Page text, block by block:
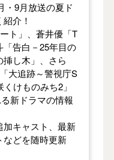
・9月放送の夏ド
介！
ト」、蒼井優「T
告白－25年目の
し木」、さら
大追跡～警視庁S
けものみち2」
新ドラマの情報
加キャスト、最新
などを随時更新